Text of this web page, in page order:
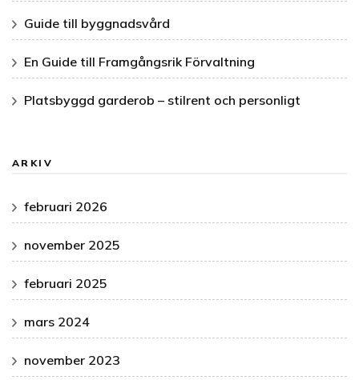
Guide till byggnadsvård
En Guide till Framgångsrik Förvaltning
Platsbyggd garderob – stilrent och personligt
ARKIV
februari 2026
november 2025
februari 2025
mars 2024
november 2023